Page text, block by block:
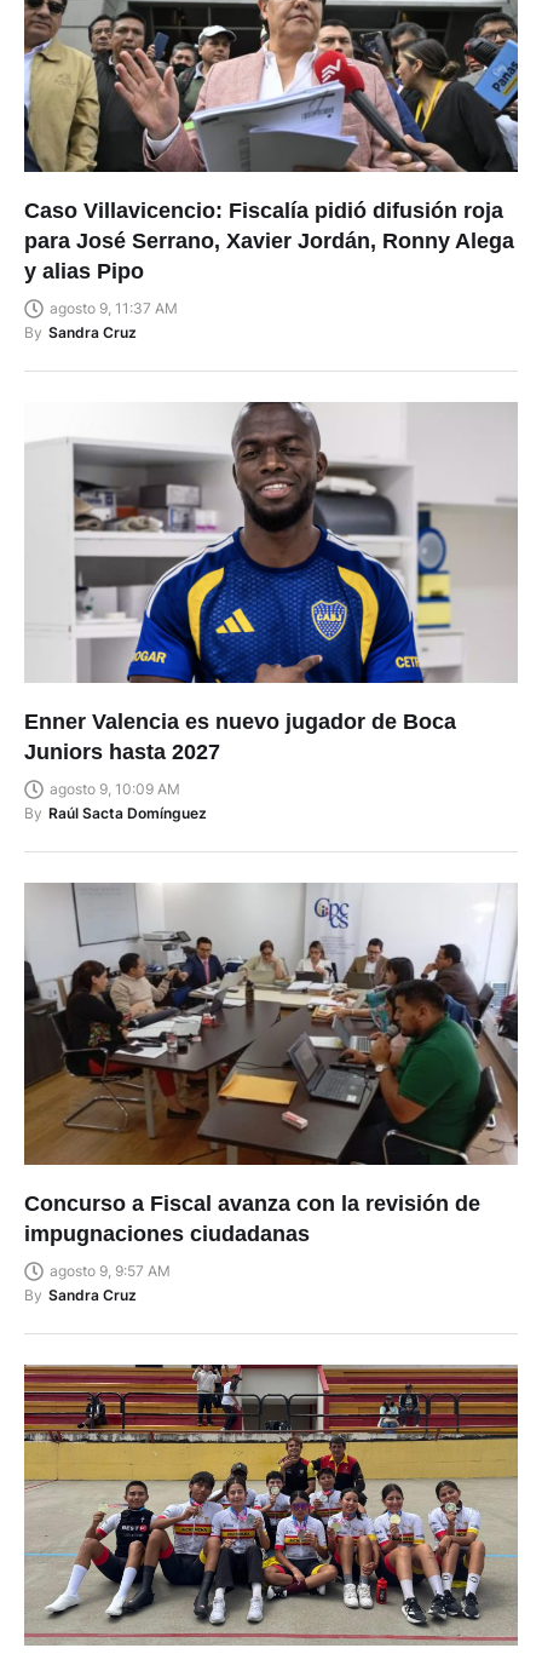
Caso Villavicencio: Fiscalía pidió difusión roja
para José Serrano, Xavier Jordán, Ronny Alega
y alias Pipo
agosto 9, 11:37 AM
By Sandra Cruz
Enner Valencia es nuevo jugador de Boca
Juniors hasta 2027
agosto 9, 10:09 AM
By Raúl Sacta Domínguez
Concurso a Fiscal avanza con la revisión de
impugnaciones ciudadanas
agosto 9, 9:57 AM
By Sandra Cruz